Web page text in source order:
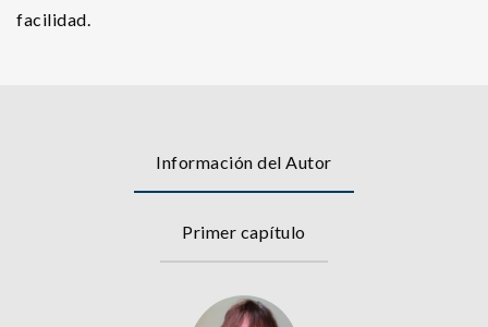
facilidad.
Información del Autor
Primer capítulo